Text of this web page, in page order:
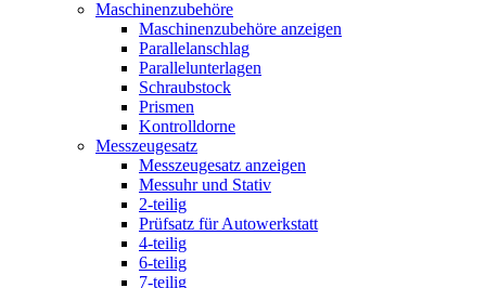
Maschinenzubehöre
Maschinenzubehöre anzeigen
Parallelanschlag
Parallelunterlagen
Schraubstock
Prismen
Kontrolldorne
Messzeugesatz
Messzeugesatz anzeigen
Messuhr und Stativ
2-teilig
Prüfsatz für Autowerkstatt
4-teilig
6-teilig
7-teilig